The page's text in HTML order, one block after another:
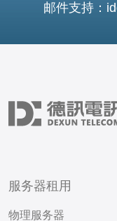
邮件支持：
服务器租用
物理服务器